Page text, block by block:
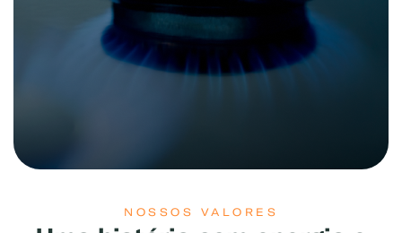
NOSSOS VALORES